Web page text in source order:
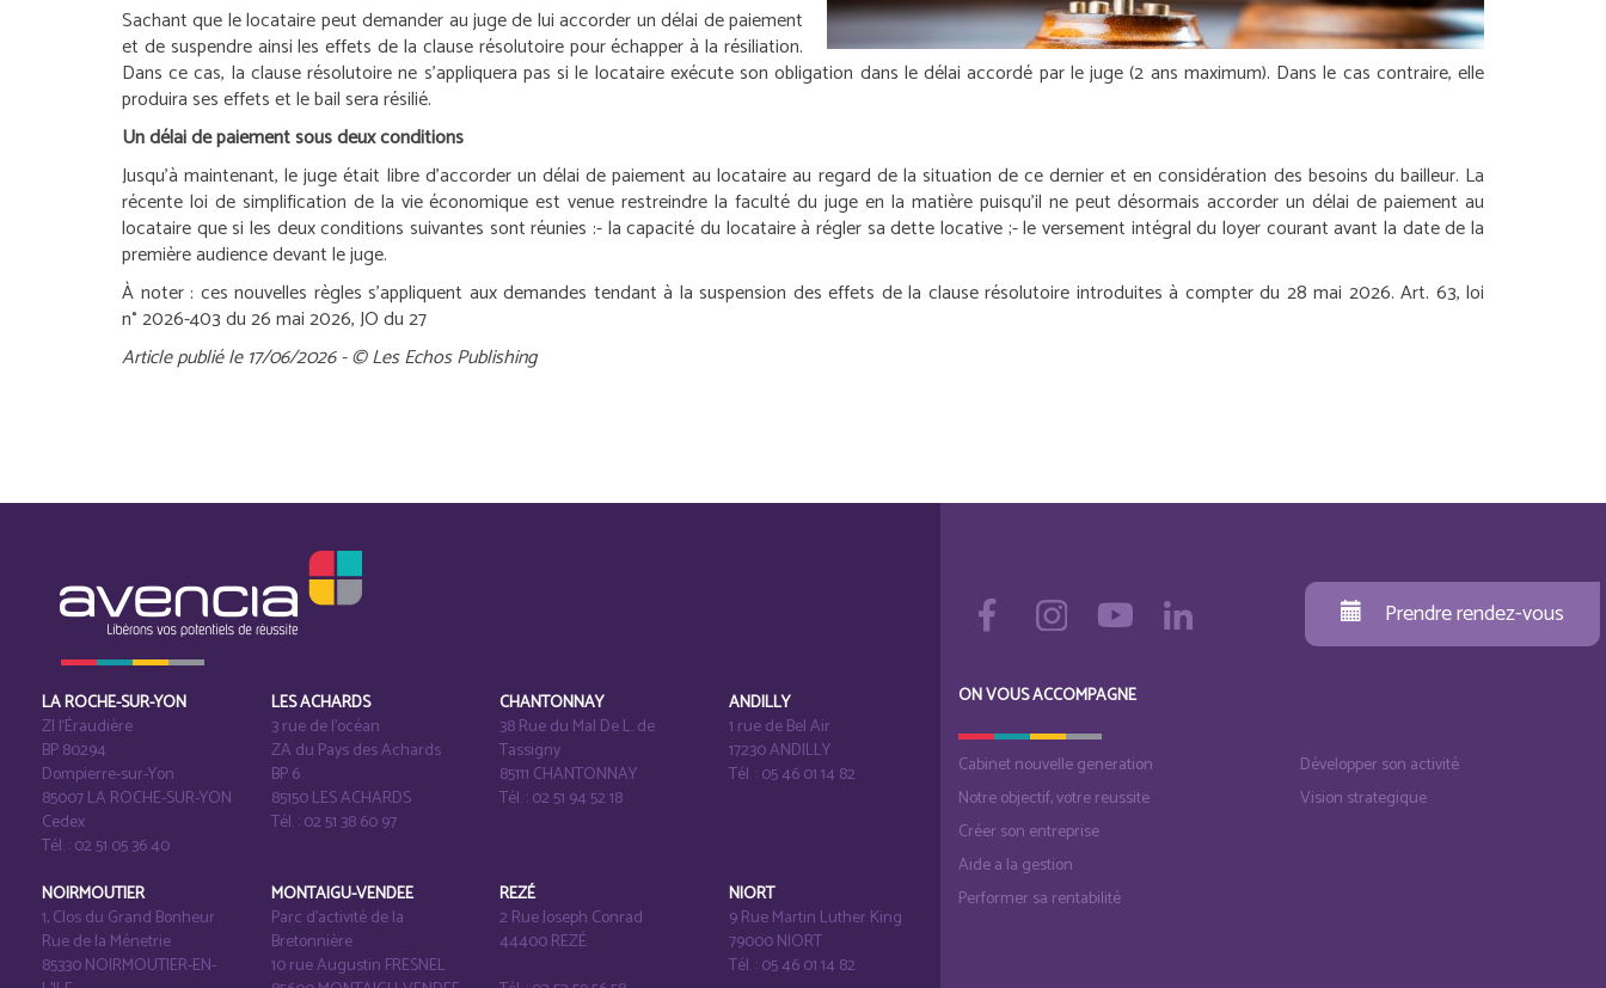
Sachant que le locataire peut demander au juge de lui accorder un délai de paiement
et de suspendre ainsi les effets de la clause résolutoire pour échapper à la résiliation.
Dans ce cas, la clause résolutoire ne s’appliquera pas si le locataire exécute son obligation dans le délai accordé par le juge (2 ans maximum). Dans le cas contraire, elle
produira ses effets et le bail sera résilié.
Un délai de paiement sous deux conditions
Jusqu’à maintenant, le juge était libre d’accorder un délai de paiement au locataire au regard de la situation de ce dernier et en considération des besoins du bailleur. La
récente loi de simplification de la vie économique est venue restreindre la faculté du juge en la matière puisqu’il ne peut désormais accorder un délai de paiement au
locataire que si les deux conditions suivantes sont réunies :- la capacité du locataire à régler sa dette locative ;- le versement intégral du loyer courant avant la date de la
première audience devant le juge.
À noter : ces nouvelles règles s’appliquent aux demandes tendant à la suspension des effets de la clause résolutoire introduites à compter du 28 mai 2026. Art. 63, loi
n° 2026-403 du 26 mai 2026, JO du 27
Article publié le 17/06/2026 - © Les Echos Publishing
LA ROCHE-SUR-YON
ZI l‘Éraudière
BP 80294
Dompierre-sur-Yon
85007 LA ROCHE-SUR-YON
Cedex
Tél. : 02 51 05 36 40
LES ACHARDS
3 rue de l’océan
ZA du Pays des Achards
BP 6
85150 LES ACHARDS
Tél. : 02 51 38 60 97
CHANTONNAY
38 Rue du Mal De L. de
Tassigny
85111 CHANTONNAY
Tél. : 02 51 94 52 18
ANDILLY
1 rue de Bel Air
17230 ANDILLY
Tél. : 05 46 01 14 82
NOIRMOUTIER
1, Clos du Grand Bonheur
Rue de la Ménetrie
85330 NOIRMOUTIER-EN-
MONTAIGU-VENDEE
Parc d’activité de la
Bretonnière
10 rue Augustin FRESNEL
REZÉ
2 Rue Joseph Conrad
44400 REZÉ
NIORT
9 Rue Martin Luther King
79000 NIORT
Tél. : 05 46 01 14 82
Prendre rendez-vous
ON VOUS ACCOMPAGNE
Cabinet nouvelle generation
Notre objectif, votre reussite
Créer son entreprise
Aide a la gestion
Performer sa rentabilité
Développer son activité
Vision strategique